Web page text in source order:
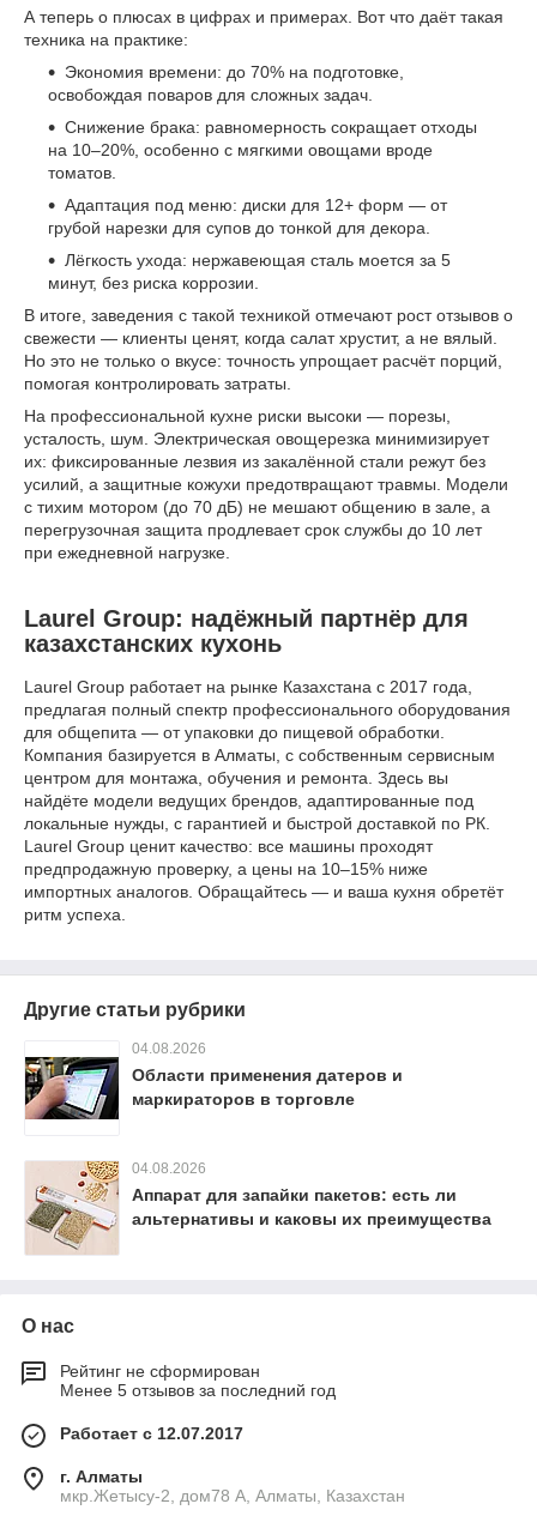
А теперь о плюсах в цифрах и примерах. Вот что даёт такая
техника на практике:
Экономия времени: до 70% на подготовке,
освобождая поваров для сложных задач.
Снижение брака: равномерность сокращает отходы
на 10–20%, особенно с мягкими овощами вроде
томатов.
Адаптация под меню: диски для 12+ форм — от
грубой нарезки для супов до тонкой для декора.
Лёгкость ухода: нержавеющая сталь моется за 5
минут, без риска коррозии.
В итоге, заведения с такой техникой отмечают рост отзывов о
свежести — клиенты ценят, когда салат хрустит, а не вялый.
Но это не только о вкусе: точность упрощает расчёт порций,
помогая контролировать затраты.
На профессиональной кухне риски высоки — порезы,
усталость, шум. Электрическая овощерезка минимизирует
их: фиксированные лезвия из закалённой стали режут без
усилий, а защитные кожухи предотвращают травмы. Модели
с тихим мотором (до 70 дБ) не мешают общению в зале, а
перегрузочная защита продлевает срок службы до 10 лет
при ежедневной нагрузке.
Laurel Group: надёжный партнёр для
казахстанских кухонь
Laurel Group работает на рынке Казахстана с 2017 года,
предлагая полный спектр профессионального оборудования
для общепита — от упаковки до пищевой обработки.
Компания базируется в Алматы, с собственным сервисным
центром для монтажа, обучения и ремонта. Здесь вы
найдёте модели ведущих брендов, адаптированные под
локальные нужды, с гарантией и быстрой доставкой по РК.
Laurel Group ценит качество: все машины проходят
предпродажную проверку, а цены на 10–15% ниже
импортных аналогов. Обращайтесь — и ваша кухня обретёт
ритм успеха.
Другие статьи рубрики
04.08.2026
Области применения датеров и
маркираторов в торговле
04.08.2026
Аппарат для запайки пакетов: есть ли
альтернативы и каковы их преимущества
О нас
Рейтинг не сформирован
Менее 5 отзывов за последний год
Работает с 12.07.2017
г. Алматы
мкр.Жетысу-2, дом78 А, Алматы, Казахстан